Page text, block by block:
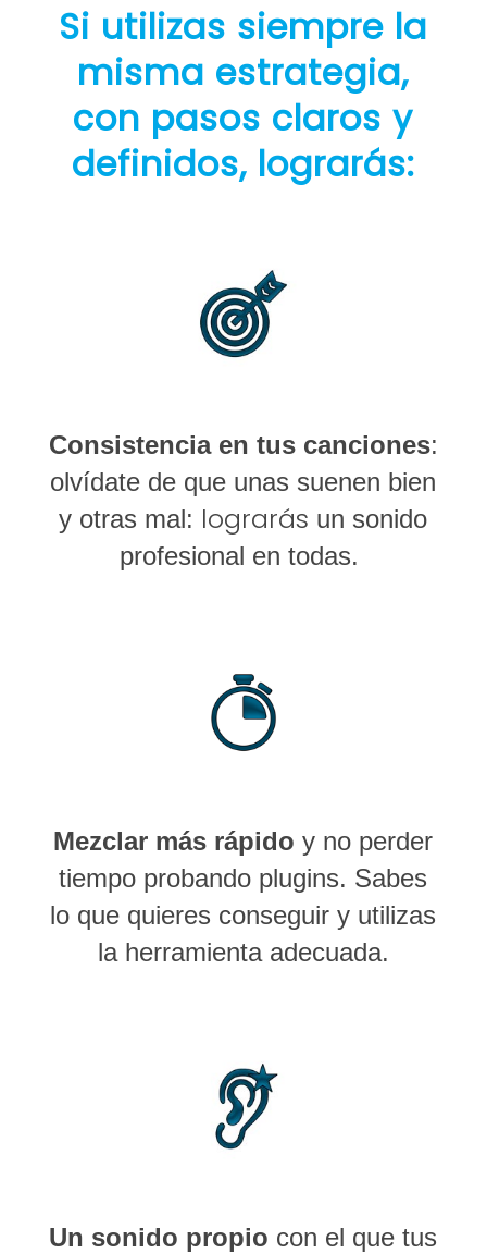
Si utilizas siempre la
misma estrategia,
con pasos claros y
definidos, lograrás:
Consistencia en tus canciones:
olvídate de que unas suenen bien
y otras mal: lograrás un sonido
profesional en todas.
Mezclar más rápido y no perder
tiempo probando plugins. Sabes
lo que quieres conseguir y utilizas
la herramienta adecuada.
Un sonido propio con el que tus